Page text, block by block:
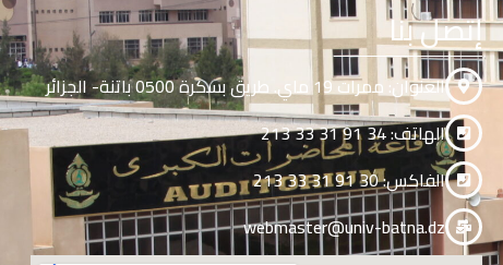
إتصل بنا
العنوان: ممرات 19 ماي. طريق بسكرة 0500 باتنة- الجزائر
الهاتف: 34 91 31 33 213
الفاكس: 30 91 31 33 213
webmaster@univ-batna.dz